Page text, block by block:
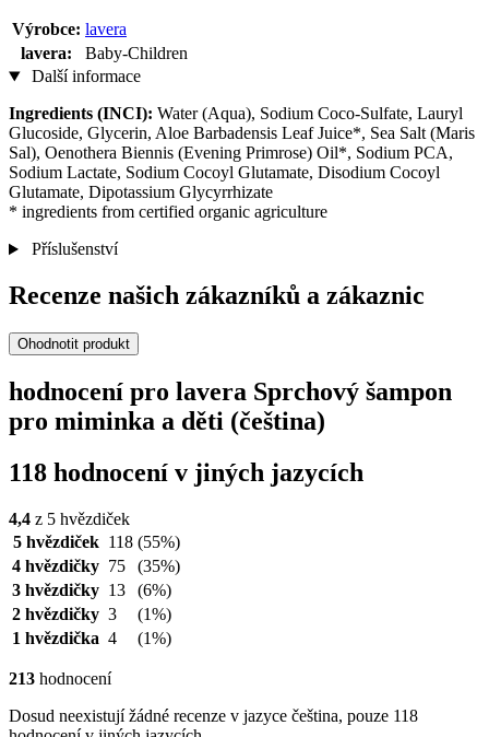
Výrobce: lavera
lavera:
Baby-Children
Další informace
Ingredients (INCI): Water (Aqua), Sodium Coco-Sulfate, Lauryl
Glucoside, Glycerin, Aloe Barbadensis Leaf Juice*, Sea Salt (Maris
Sal), Oenothera Biennis (Evening Primrose) Oil*, Sodium PCA,
Sodium Lactate, Sodium Cocoyl Glutamate, Disodium Cocoyl
Glutamate, Dipotassium Glycyrrhizate
* ingredients from certified organic agriculture
Příslušenství
Recenze našich zákazníků a zákaznic
Ohodnotit produkt
hodnocení pro lavera Sprchový šampon
pro miminka a děti (čeština)
118 hodnocení v jiných jazycích
4,4 z 5 hvězdiček
5 hvězdiček 118 (55%)
4 hvězdičky 75
(35%)
3 hvězdičky 13
(6%)
2 hvězdičky 3
(1%)
1 hvězdička 4 (1%)
213 hodnocení
Dosud neexistují žádné recenze v jazyce čeština, pouze 118